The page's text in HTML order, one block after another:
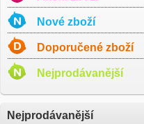
Nové zboží
Doporučené zboží
Nejprodávanější
Nejprodávanější